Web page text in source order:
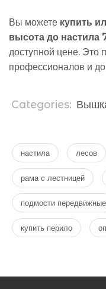
Вы можете купить
высота до настила
доступной цене. Это
профессионалов и
Categories:
настила лесов
рама с лестницей
подмости передвижные
купить перило